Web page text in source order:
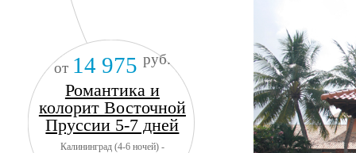
от 14 975 руб.
Романтика и
колорит Восточной
Пруссии 5-7 дней
Калининград (4-6 ночей) -